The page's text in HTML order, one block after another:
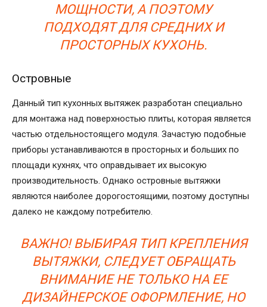
МОЩНОСТИ, А ПОЭТОМУ
ПОДХОДЯТ ДЛЯ СРЕДНИХ И
ПРОСТОРНЫХ КУХОНЬ.
Островные
Данный тип кухонных вытяжек разработан специально
для монтажа над поверхностью плиты, которая является
частью отдельностоящего модуля. Зачастую подобные
приборы устанавливаются в просторных и больших по
площади кухнях, что оправдывает их высокую
производительность. Однако островные вытяжки
являются наиболее дорогостоящими, поэтому доступны
далеко не каждому потребителю.
ВАЖНО! ВЫБИРАЯ ТИП КРЕПЛЕНИЯ
ВЫТЯЖКИ, СЛЕДУЕТ ОБРАЩАТЬ
ВНИМАНИЕ НЕ ТОЛЬКО НА ЕЕ
ДИЗАЙНЕРСКОЕ ОФОРМЛЕНИЕ, НО